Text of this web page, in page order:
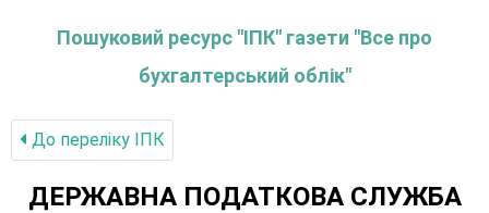
Пошуковий ресурс "ІПК" газети "Все про
бухгалтерський облік"
До переліку IПК
ДЕРЖАВНА ПОДАТКОВА СЛУЖБА